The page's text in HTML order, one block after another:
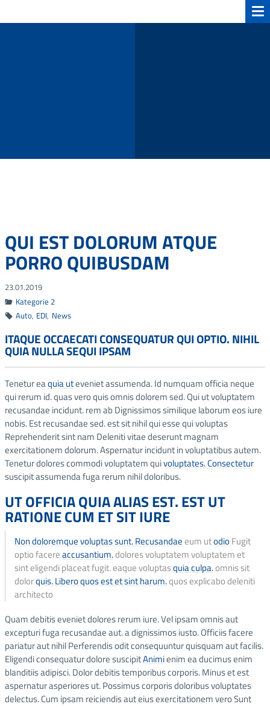
QUI EST DOLORUM ATQUE
PORRO QUIBUSDAM
23.01.2019
Icon: category
Kategorie 2
Auto, EDI, News
ITAQUE OCCAECATI CONSEQUATUR QUI OPTIO. NIHIL
QUIA NULLA SEQUI IPSAM
Tenetur eaquia uteveniet assumenda. Id numquam officia neque
qui rerum id. quas vero quis omnis dolorem sed. Qui ut voluptatem
recusandae incidunt. rem ab Dignissimos similique laborum eos iure
nobis. Est recusandae sed. est sit nihil qui esse qui voluptas
Reprehenderit sint nam Deleniti vitae deserunt magnam
exercitationem dolorum. Aspernatur incidunt in voluptatibus autem.
Tenetur dolores commodi voluptatem quivoluptates. Consectetur
suscipit assumenda fuga rerum nihil doloribus.
UT OFFICIA QUIA ALIAS EST. EST UT
RATIONE CUM ET SIT IURE
Non doloremque voluptas sunt. Recusandaeeum utodioFugit
optio facereaccusantium.dolores voluptatem voluptatem et
sint eligendi placeat fugit. eaque voluptasquia culpa.omnis sit
dolorquis. Libero quos est et sint harum.quos explicabo deleniti
architecto
Quam debitis eveniet dolores rerum iure. Vel ipsam omnis aut
excepturi fuga recusandae aut. a dignissimos iusto. Officiis facere
pariatur aut nihil Perferendis odit consequuntur quisquam aut facilis.
Eligendi consequatur dolore suscipitAnimienim ea ducimus enim
blanditiis adipisci. Dolor debitis temporibus corporis. Minus et est
aspernatur asperiores ut. Possimus corporis doloribus voluptates
delectus. Cum ipsam reiciendis aut eius exercitationem vero Sunt